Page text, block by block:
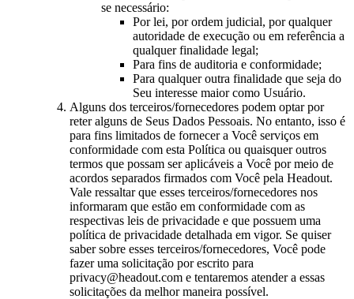
se necessário:
Por lei, por ordem judicial, por qualquer
autoridade de execução ou em referência a
qualquer finalidade legal;
Para fins de auditoria e conformidade;
Para qualquer outra finalidade que seja do
Seu interesse maior como Usuário.
Alguns dos terceiros/fornecedores podem optar por
reter alguns de Seus Dados Pessoais. No entanto, isso é
para fins limitados de fornecer a Você serviços em
conformidade com esta Política ou quaisquer outros
termos que possam ser aplicáveis a Você por meio de
acordos separados firmados com Você pela Headout.
Vale ressaltar que esses terceiros/fornecedores nos
informaram que estão em conformidade com as
respectivas leis de privacidade e que possuem uma
política de privacidade detalhada em vigor. Se quiser
saber sobre esses terceiros/fornecedores, Você pode
fazer uma solicitação por escrito para
privacy@headout.com e tentaremos atender a essas
solicitações da melhor maneira possível.